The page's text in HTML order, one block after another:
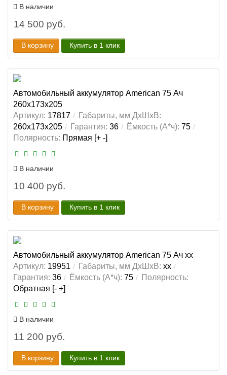
В наличии
14 500 руб.
В корзину Купить в 1 клик
Автомобильный аккумулятор American 75 Ач
260x173x205
Артикул: 17817
Габариты, мм ДхШхВ:
260x173x205
Гарантия: 36 Ёмкость (А*ч): 75
Полярность: Прямая [+ -]
В наличии
10 400 руб.
В корзину Купить в 1 клик
Автомобильный аккумулятор American 75 Ач xx
Артикул: 19951 Габариты, мм ДхШхВ: xx
Гарантия: 36 Ёмкость (А*ч): 75
Полярность:
Обратная [- +]
В наличии
11 200 руб.
В корзину Купить в 1 клик